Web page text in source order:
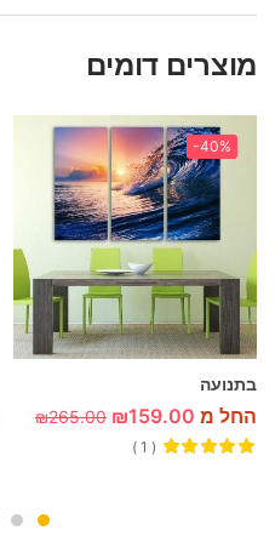
מוצרים דומים
-40%
בתנועה
החל מ ₪159.00
₪265.00
1